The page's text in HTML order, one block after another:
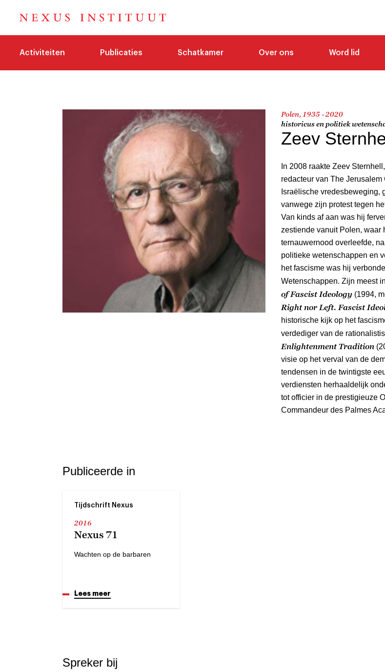
Activiteiten Publicaties Schatkamer Over ons Word lid
Polen, 1935 - 2020
historicus en politiek
Zeev
In 2008 raakte Zeev
redacteur van The
Israëlische vredesbeweging,
vanwege zijn protest tegen
Van kinds af aan was hij
zestiende vanuit Polen, waar
ternauwernood overleefde,
politieke wetenschappen en
het fascisme was hij
Wetenschappen. Zijn meest
of Fascist Ideology (1994,
Right nor Left. Fascist
historische kijk op het
verdediger van de
Enlightenment Tradition
visie op het verval van de
tendensen in de twintigste
verdiensten herhaaldelijk
tot officier in de prestigieuze
Commandeur des Palmes
Publiceerde in
Tijdschrift Nexus
2016
Nexus 71
Wachten op de barbaren
Lees meer
Spreker bij